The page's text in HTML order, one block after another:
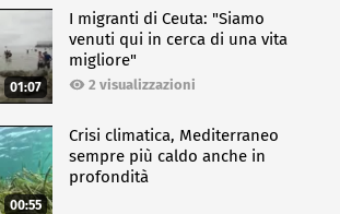
01:07
I migranti di Ceuta: "Siamo
venuti qui in cerca di una vita
migliore"
2 visualizzazioni
00:55
Crisi climatica, Mediterraneo
sempre più caldo anche in
profondità